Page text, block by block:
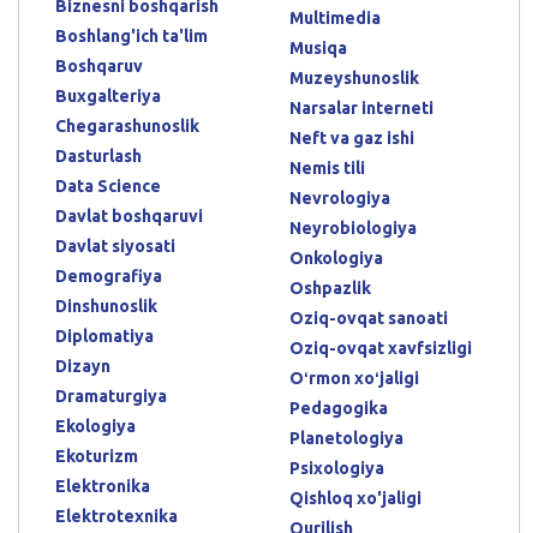
Biznesni boshqarish
Boshlang'ich ta'lim
Boshqaruv
Buxgalteriya
Chegarashunoslik
Dasturlash
Data Science
Davlat boshqaruvi
Davlat siyosati
Demografiya
Dinshunoslik
Diplomatiya
Dizayn
Dramaturgiya
Ekologiya
Ekoturizm
Elektronika
Elektrotexnika
Multimedia
Musiqa
Muzeyshunoslik
Narsalar interneti
Neft va gaz ishi
Nemis tili
Nevrologiya
Neyrobiologiya
Onkologiya
Oshpazlik
Oziq-ovqat sanoati
Oziq-ovqat xavfsizligi
Oʻrmon xoʻjaligi
Pedagogika
Planetologiya
Psixologiya
Qishloq xo'jaligi
Qurilish